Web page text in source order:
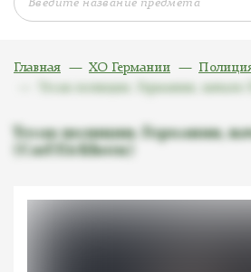
Главная ХО Германии
Тесак полиции. Германия,
(Carl Eickhorn)